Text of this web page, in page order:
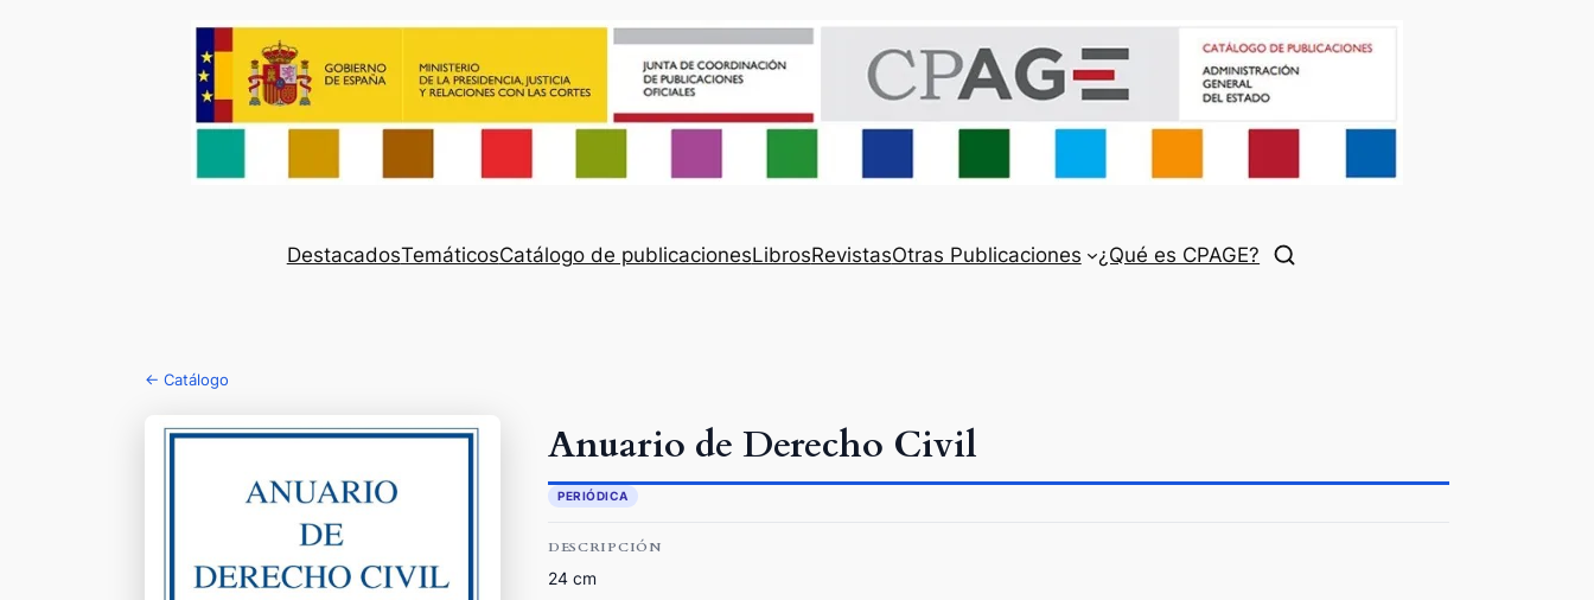
DestacadosTemáticosCatálogo de publicacionesLibrosRevistasOtras Publicaciones ¿Qué es CPAGE?
← Catálogo
Anuario de Derecho Civil
PERIÓDICA
DESCRIPCIÓN
24 cm